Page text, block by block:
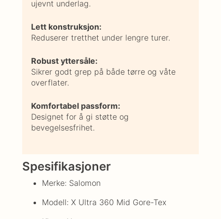
ujevnt underlag.
Lett konstruksjon:
Reduserer tretthet under lengre turer.
Robust yttersåle:
Sikrer godt grep på både tørre og våte
overflater.
Komfortabel passform:
Designet for å gi støtte og
bevegelsesfrihet.
Spesifikasjoner
Merke: Salomon
Modell: X Ultra 360 Mid Gore-Tex